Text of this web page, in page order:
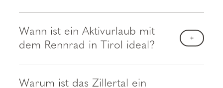
Wann ist ein Aktivurlaub mit
dem Rennrad in Tirol ideal?
Warum ist das Zillertal ein